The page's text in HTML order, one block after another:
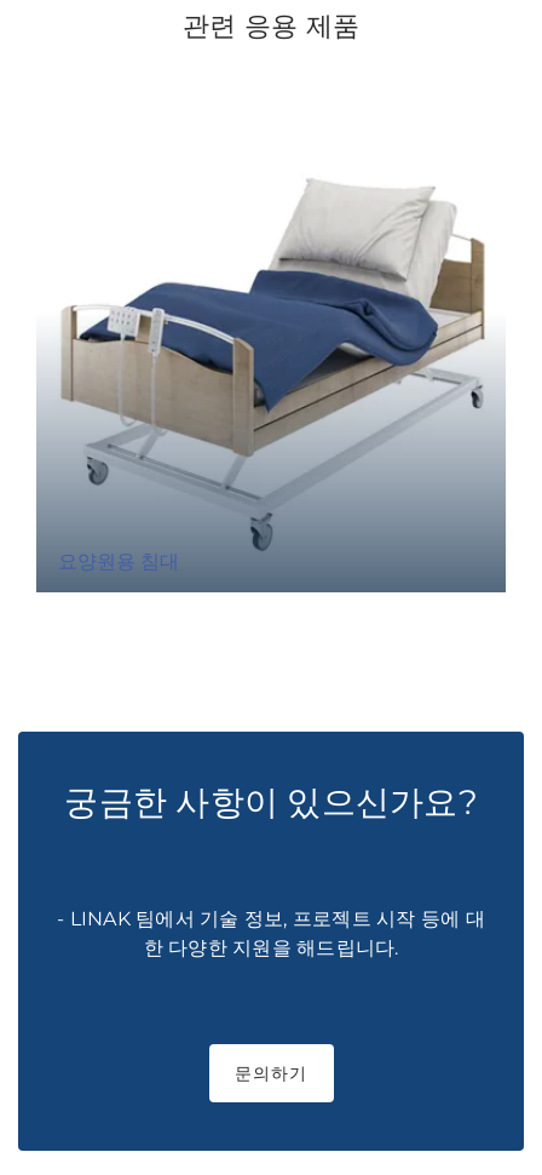
관련 응용 제품
요양원용 침대
궁금한 사항이 있으신가요?
- LINAK 팀에서 기술 정보, 프로젝트 시작 등에 대
한 다양한 지원을 해드립니다.
문의하기